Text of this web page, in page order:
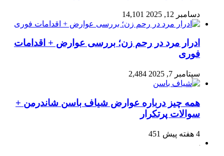
دسامبر 12, 2025 14,101
ادرار مرد در رحم زن؛ بررسی عوارض + اقدامات
فوری
سپتامبر 7, 2025 2,484
همه چیز درباره عوارض شیاف باسن شاندرمن +
سوالات پرتکرار
4 هفته پیش 451